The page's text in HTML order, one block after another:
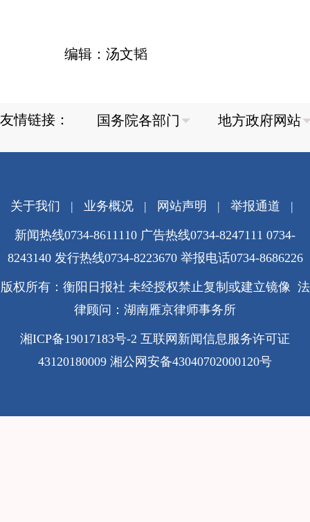
编辑：汤文韬
友情链接：
关于我们 | 业务概况| 网站声明 | 举报通道 |
新闻热线0734-8611110 广告热线0734-8247111 0734-
8243140 发行热线0734-8223670 举报电话0734-8686226
版权所有：衡阳日报社 未经授权禁止复制或建立镜像 法
律顾问：湖南雁京律师事务所
湘ICP备19017183号-2 互联网新闻信息服务许可证
43120180009 湘公网安备43040702000120号